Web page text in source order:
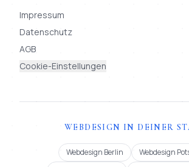
Impressum
Datenschutz
AGB
Cookie-Einstellungen
WEBDESIGN IN DEINER
Webdesign Berlin
Webdesign